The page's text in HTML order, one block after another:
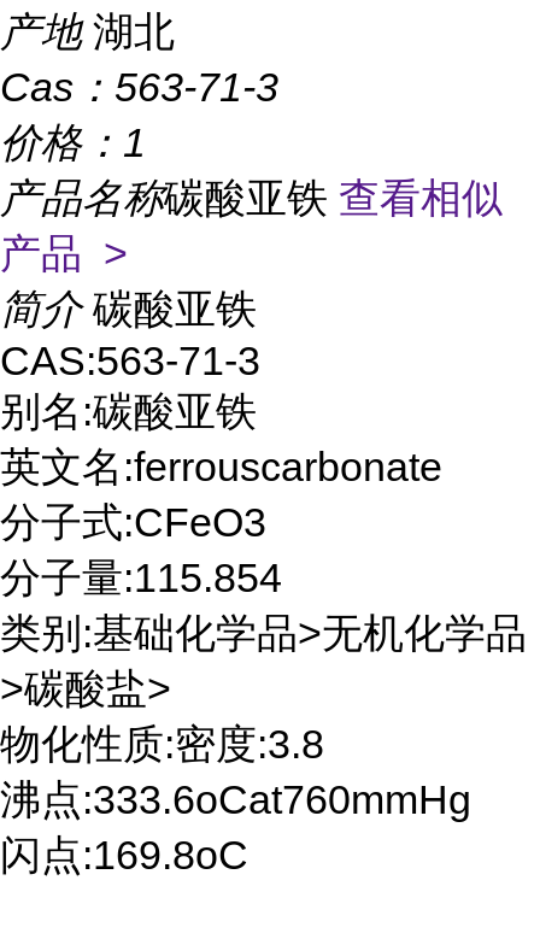
产地 湖北
Cas： 563-71-3
价格： 1
产品名称碳酸亚铁 查看相似
产品 >
简介 碳酸亚铁
CAS:563-71-3
别名:碳酸亚铁
英文名:ferrouscarbonate
分子式:CFeO3
分子量:115.854
类别:基础化学品>无机化学品
>碳酸盐>
物化性质:密度:3.8
沸点:333.6oCat760mmHg
闪点:169.8oC